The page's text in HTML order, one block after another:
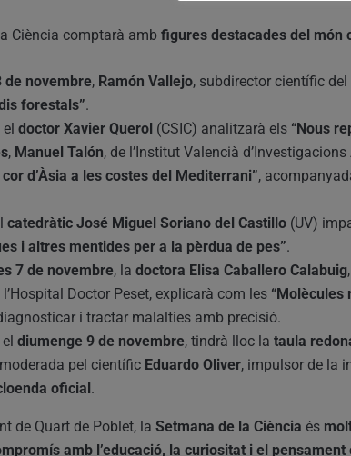
Ciència comptarà amb figures destacades del món
de novembre, Ramón Vallejo, subdirector científic del
forestals”.
el doctor Xavier Querol (CSIC) analitzarà els “Nous
, Manuel Talón, de l’Institut Valencià
d’Àsia a les costes del Mediterrani”,
catedràtic José Miguel Soriano del Castillo (UV)
i altres mentides per a la pèrdua de pes”.
7 de novembre, la doctora Elisa Caballero Calabuig
l’Hospital Doctor Peset, explicarà com les “Molècules
i tractar malalties amb precisió.
diumenge 9 de novembre, tindrà lloc la taula
pel científic Eduardo Oliver, impulsor de la
oficial .
de Quart de Poblet, la Setmana de la Ciència és
amb l’educació, la curiositat i el pensament